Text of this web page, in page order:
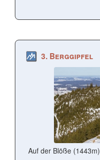
3. Berggipfel
Auf der Blöße (1443m)